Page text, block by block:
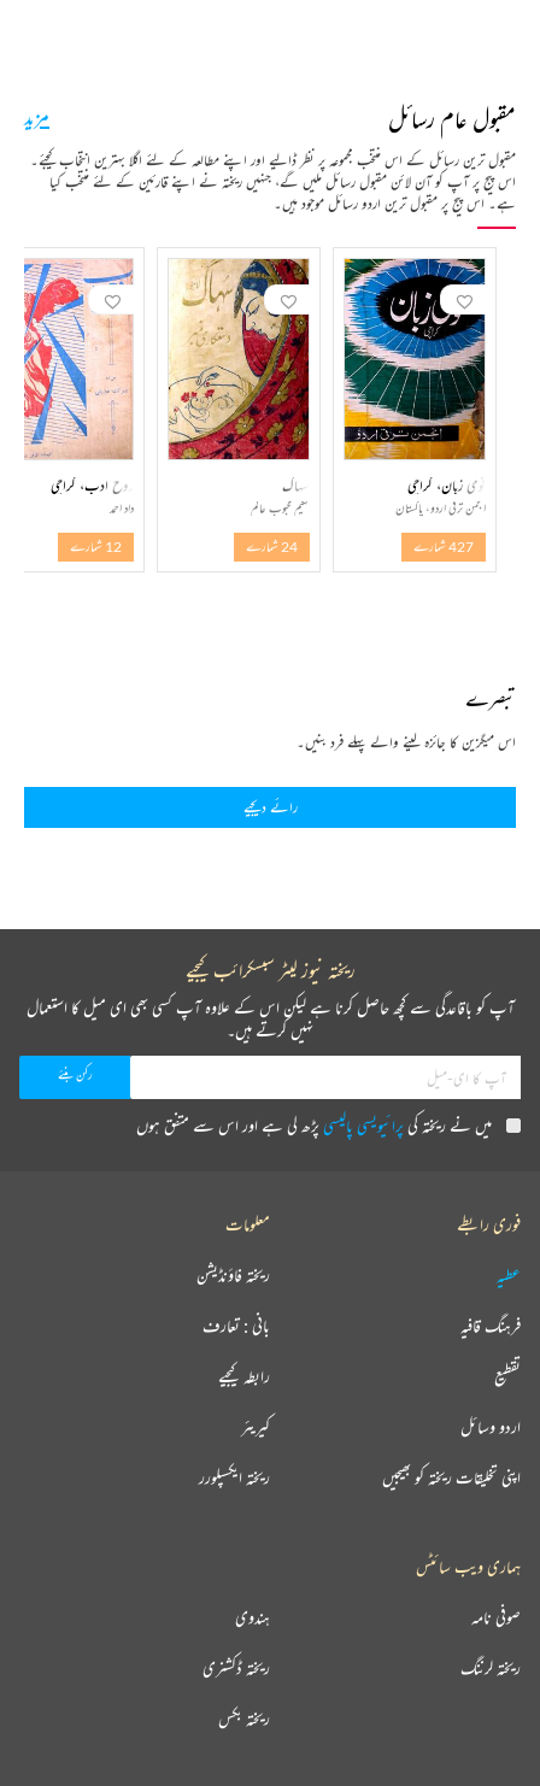
مقبول عام رسائل
مقبول ترین رسائل کے اس منتخب مجموعہ پر نظر ڈالیے اور اپنے مطالعہ کے لئے اگلا بہترین انتخاب کیجئے۔
اس پیج پر آپ کو آن لائن مقبول رسائل ملیں گے، جنہیں ریختہ نے اپنے قارئین کے لئے منتخب کیا
ہے۔ اس پیج پر مقبول ترین اردو رسائل موجود ہیں۔
مزید
قومی زبان، کراچی
انجمن ترقی اردو، پاکستان
427 شمارے
سہاگ
حکیم محبوب عالم
24 شمارے
روح ادب، کراچی
داد احمد
12 شمارے
تبصرے
اس میگزین کا جائزہ لینے والے پہلے فرد بنیں۔
رائے دیجیے
ریختہ نیوز لیٹر سبسکرائب کیجیے
آپ کو باقاعدگی سے کچھ حاصل کرنا ہے لیکن اس کے علاوہ آپ کسی بھی ای میل کا استعمال
نہیں کرتے ہیں۔
میں نے ریختہ کیپرائیویسی پالیسیپڑھ لی ہے اور اس سے متفق ہوں
فوری رابطے
عطیہ
فرہنگ قافیہ
تقطیع
اردو وسائل
اپنی تخلیقات ریختہ کو بھیجیں
معلومات
ریختہ فاؤنڈیشن
بانی : تعارف
رابطہ کیجیے
کیریئر
ریختہ ایکسپلورر
ہماری ویب سائٹس
ہندوی صوفی نامہ
ریختہ ڈکشنری ریختہ لرننگ
ریختہ بکس